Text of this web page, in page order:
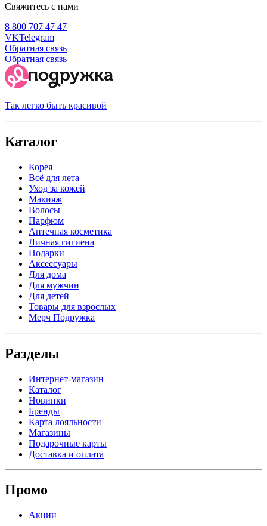
Свяжитесь с нами
8 800 707 47 47
VKTelegram
Обратная связь
Обратная связь
Так легко быть красивой
Каталог
Корея
Всё для лета
Уход за кожей
Макияж
Волосы
Парфюм
Аптечная косметика
Личная гигиена
Подарки
Аксессуары
Для дома
Для мужчин
Для детей
Товары для взрослых
Мерч Подружка
Разделы
Интернет-магазин
Каталог
Новинки
Бренды
Карта лояльности
Магазины
Подарочные карты
Доставка и оплата
Промо
Акции